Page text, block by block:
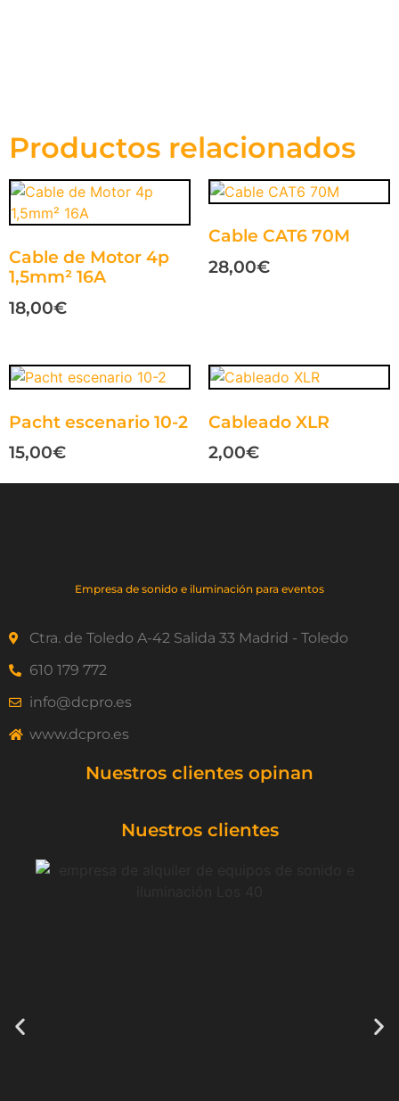
Productos relacionados
Cable de Motor 4p
1,5mm² 16A
18,00€
Cable CAT6 70M
28,00€
Pacht escenario 10-2
15,00€
Cableado XLR
2,00€
Empresa de sonido e iluminación para eventos
Ctra. de Toledo A-42 Salida 33 Madrid - Toledo
610 179 772
info@dcpro.es
www.dcpro.es
Nuestros clientes opinan
Nuestros clientes